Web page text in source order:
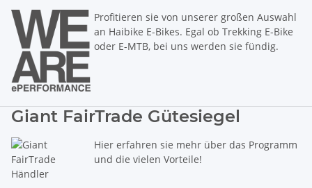
Profitieren sie von unserer großen Auswahl
an Haibike E-Bikes. Egal ob Trekking E-Bike
oder E-MTB, bei uns werden sie fündig.
Giant FairTrade Gütesiegel
Hier erfahren sie mehr über das Programm
und die vielen Vorteile!